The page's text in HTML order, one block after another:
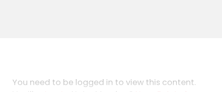
You need to be logged in to view this content.